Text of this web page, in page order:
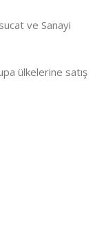
ve Sanayi
ülkelerine satış